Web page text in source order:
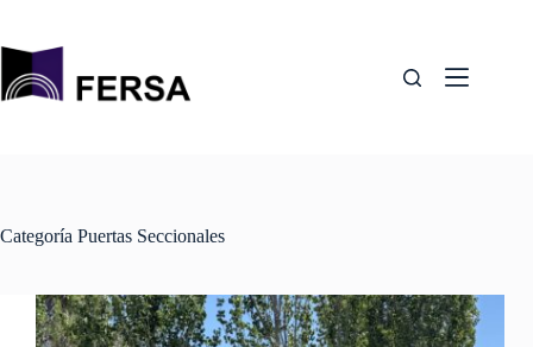
contenido
Categoría Puertas Seccionales